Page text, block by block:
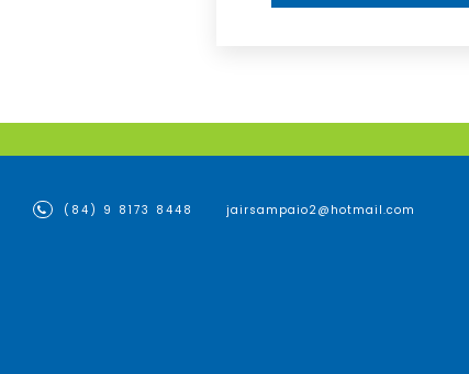
(84) 9 8173 8448 jairsampaio2@hotmail.com